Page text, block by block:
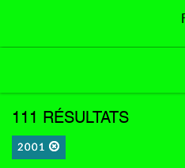
111 RÉSULTATS
2001